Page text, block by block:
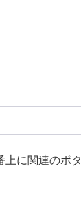
に関連のボ